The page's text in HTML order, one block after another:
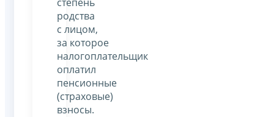
родства
с лицом,
за которое
налогоплательщик
оплатил
пенсионные
(страховые)
взносы.